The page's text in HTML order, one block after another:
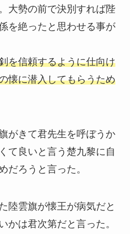
大勢の前で決別すれば陛
を絶ったと思わせる事が
を信頼するように仕向け
懐に潜入してもらうため
がきて君先生を呼ぼうか
て良いと言う楚九黎に自
だろうと言った。
陸雲旗が懐王が病気だと
かは君次第だと言った。